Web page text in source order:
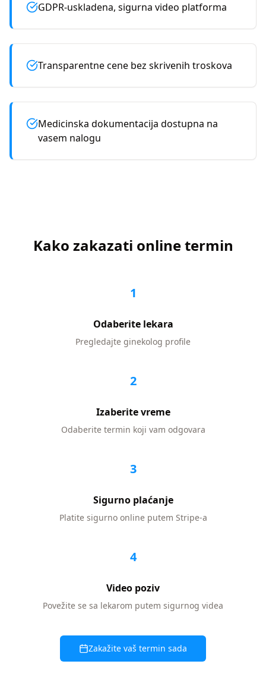
GDPR-uskladena, sigurna video platforma
Transparentne cene bez skrivenih troskova
Medicinska dokumentacija dostupna na
vasem nalogu
Kako zakazati online termin
1
Odaberite lekara
Pregledajte ginekolog profile
2
Izaberite vreme
Odaberite termin koji vam odgovara
3
Sigurno plaćanje
Platite sigurno online putem Stripe-a
4
Video poziv
Povežite se sa lekarom putem sigurnog videa
Zakažite vaš termin sada